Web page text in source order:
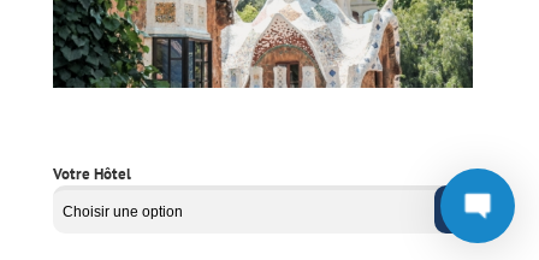
Votre Hôtel